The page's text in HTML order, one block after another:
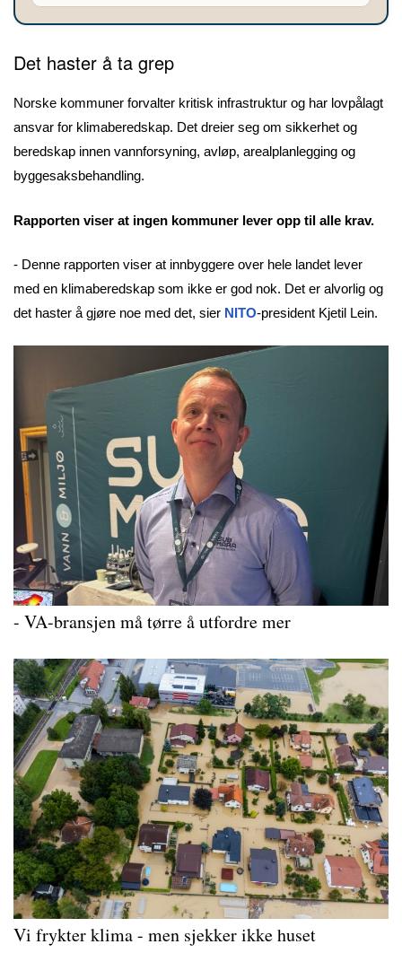
Det haster å ta grep
Norske kommuner forvalter kritisk infrastruktur og har lovpålagt
ansvar for klimaberedskap. Det dreier seg om sikkerhet og
beredskap innen vannforsyning, avløp, arealplanlegging og
byggesaksbehandling.
Rapporten viser at ingen kommuner lever opp til alle krav.
- Denne rapporten viser at innbyggere over hele landet lever
med en klimaberedskap som ikke er god nok. Det er alvorlig og
det haster å gjøre noe med det, sier NITO-president Kjetil Lein.
- VA-bransjen må tørre å utfordre mer
Vi frykter klima - men sjekker ikke huset